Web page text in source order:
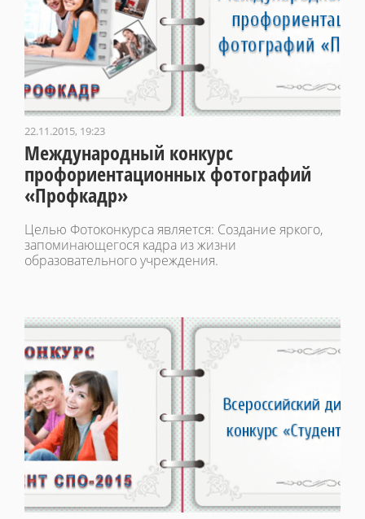
22.11.2015, 19:23
Международный конкурс
профориентационных фотографий
«Профкадр»
Целью Фотоконкурса является: Создание яркого,
запоминающегося кадра из жизни
образовательного учреждения.